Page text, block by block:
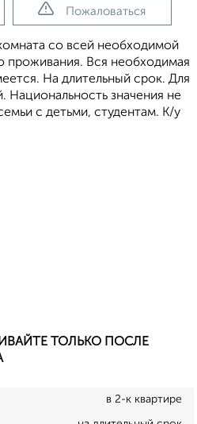
Пожаловаться
со всей необходимой
проживания. Вся необходимая
На длительный срок. Для
значения не
с детьми, студентам. К/у
ТОЛЬКО ПОСЛЕ
в 2-к квартире